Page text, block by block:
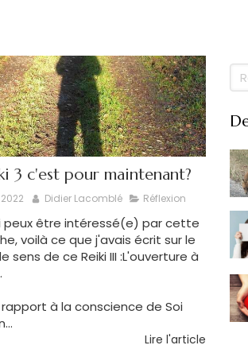
3 c'est pour maintenant?
Didier Lacomblé Réflexion
peux être intéressé(e) par cette
voilà ce que j'avais écrit sur le
sens de ce Reiki III :L'ouverture à
à la conscience de Soi
Lire l'article